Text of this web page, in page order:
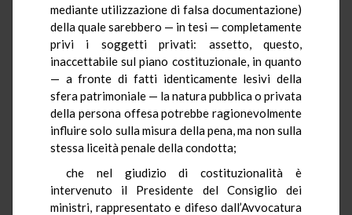
mediante utilizzazione di falsa documentazione)
della quale sarebbero — in tesi — completamente
privi i soggetti privati: assetto, questo,
inaccettabile sul piano costituzionale, in quanto
— a fronte di fatti identicamente lesivi della
sfera patrimoniale — la natura pubblica o privata
della persona offesa potrebbe ragionevolmente
influire solo sulla misura della pena, ma non sulla
stessa liceità penale della condotta;
che nel giudizio di costituzionalità è
intervenuto il Presidente del Consiglio dei
ministri, rappresentato e difeso dall’Avvocatura